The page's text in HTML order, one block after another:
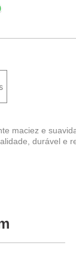
maciez e
durável e